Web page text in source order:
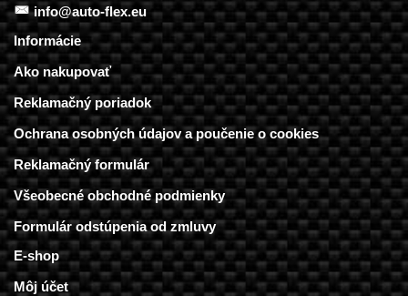
info@auto-flex.eu
Informácie
Ako nakupovať
Reklamačný poriadok
Ochrana osobných údajov a poučenie o cookies
Reklamačný formulár
Všeobecné obchodné podmienky
Formulár odstúpenia od zmluvy
E-shop
Môj účet